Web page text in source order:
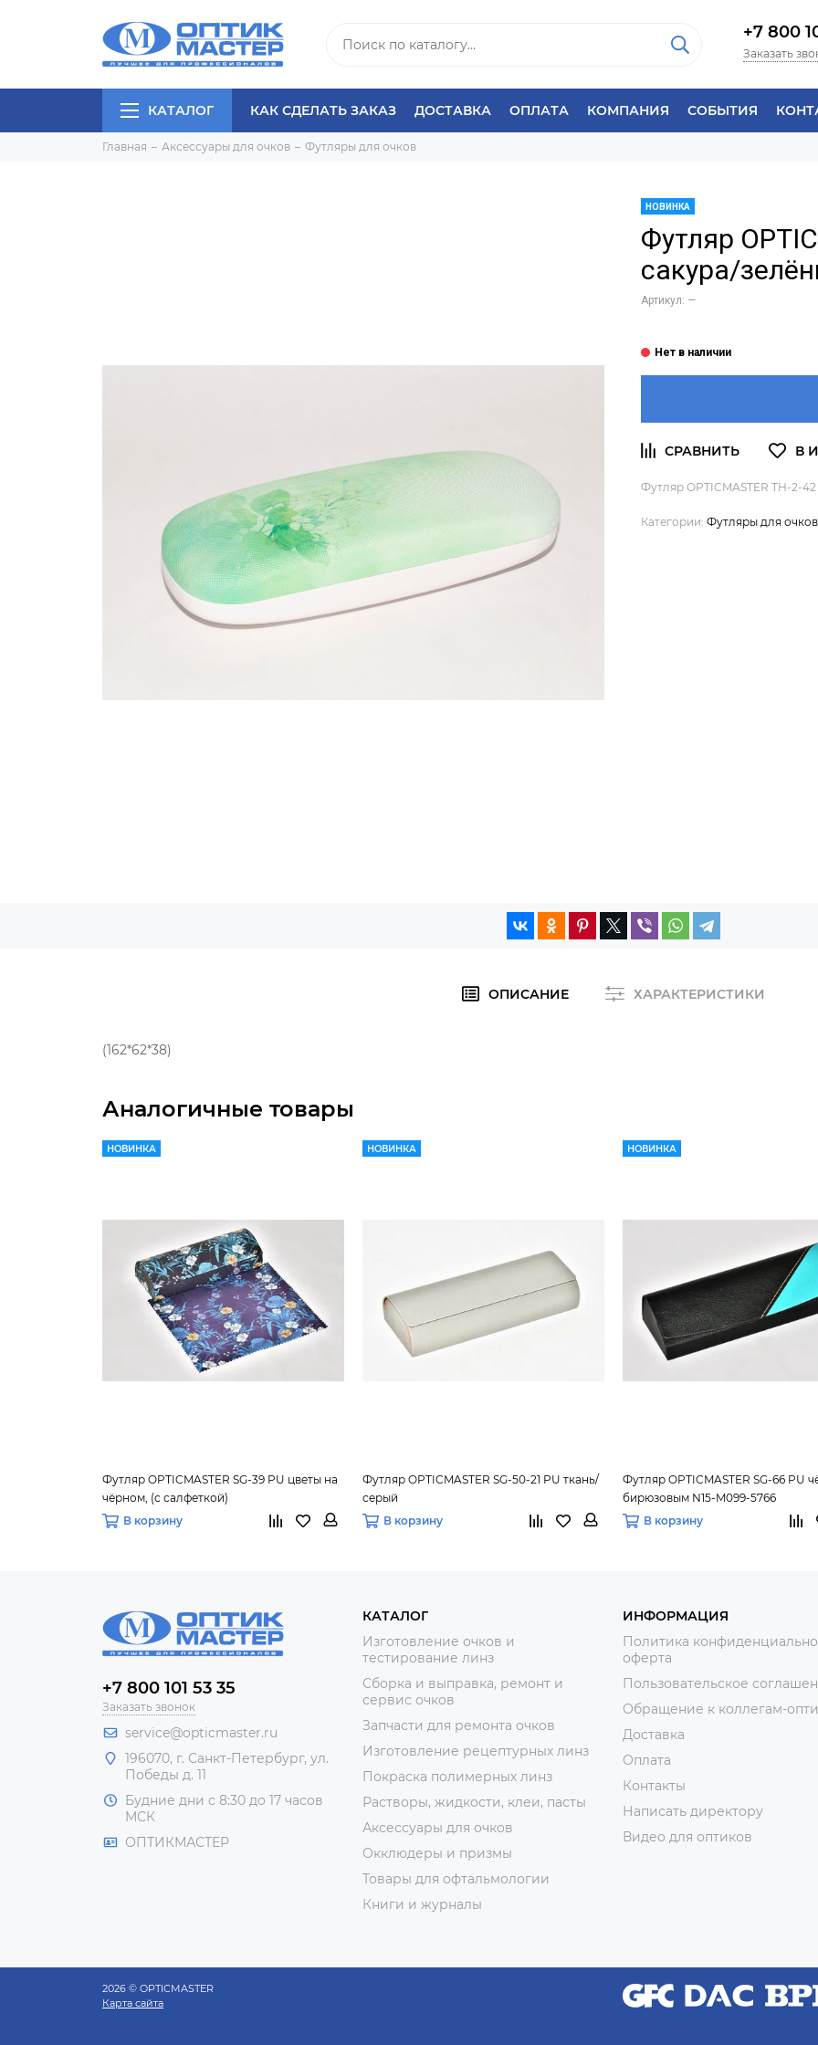
+7 800
Заказать
КАТАЛОГ КАК СДЕЛАТЬ ЗАКАЗ ДОСТАВКА ОПЛАТА КОМПАНИЯ СОБЫТИЯ
Главная Аксессуары для очков Футляры для очков
НОВИНКА
Футляр
сакура/
Артикул: —
Футляр OPTICMASTER ТН-2-
Категории: Футляры для очков
ОПИСАНИЕ ХАРАКТЕРИСТИКИ
(162*62*38)
Аналогичные товары
НОВИНКА
Футляр OPTICMASTER SG-39 PU цветы на
чёрном, (с салфеткой)
В корзину
НОВИНКА
Футляр OPTICMASTER SG-50-21 PU ткань/
серый
В корзину
НОВИНКА
Футляр OPTICMASTER SG-66 PU
бирюзовым N15-M099-5766
В корзину
+7 800 101 53 35
Заказать звонок
service@opticmaster.ru
196070, г. Санкт-Петербург, ул.
Победы д. 11
Будние дни с 8:30 до 17 часов
МСК
ОПТИКМАСТЕР
КАТАЛОГ
Изготовление очков и
тестирование линз
Сборка и выправка, ремонт и
сервис очков
Запчасти для ремонта очков
Изготовление рецептурных линз
Покраска полимерных линз
Растворы, жидкости, клеи, пасты
Аксессуары для очков
Окклюдеры и призмы
Товары для офтальмологии
Книги и журналы
ИНФОРМАЦИЯ
Политика
оферта
Пользовательское
Обращение к коллегам-
Доставка
Оплата
Контакты
Написать директору
Видео для оптиков
2026 © OPTICMASTER
Карта сайта